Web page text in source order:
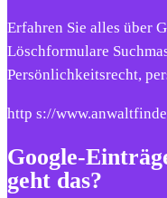
Erfahren Sie alles über
Löschformulare
Persönlichkeitsrecht,
http s://
Google-
geht das?